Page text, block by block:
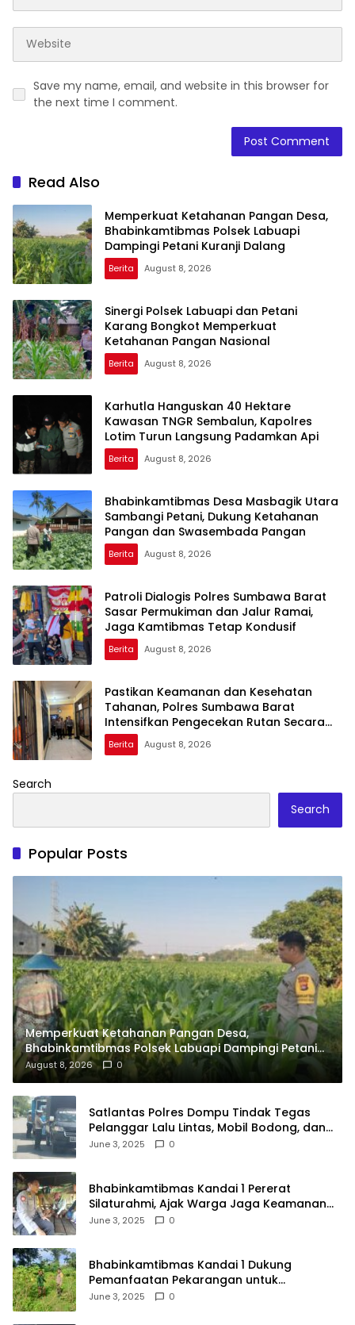
Save my name, email, and website in this browser for
the next time I comment.
Read Also
Memperkuat Ketahanan Pangan Desa,
Bhabinkamtibmas Polsek Labuapi
Dampingi Petani Kuranji Dalang
Berita August 8, 2026
Sinergi Polsek Labuapi dan Petani
Karang Bongkot Memperkuat
Ketahanan Pangan Nasional
Berita August 8, 2026
Karhutla Hanguskan 40 Hektare
Kawasan TNGR Sembalun, Kapolres
Lotim Turun Langsung Padamkan Api
Berita August 8, 2026
Bhabinkamtibmas Desa Masbagik Utara
Sambangi Petani, Dukung Ketahanan
Pangan dan Swasembada Pangan
Berita August 8, 2026
Patroli Dialogis Polres Sumbawa Barat
Sasar Permukiman dan Jalur Ramai,
Jaga Kamtibmas Tetap Kondusif
Berita August 8, 2026
Pastikan Keamanan dan Kesehatan
Tahanan, Polres Sumbawa Barat
Intensifkan Pengecekan Rutan Secara
Berkala
Berita August 8, 2026
Search
Search
Popular Posts
Memperkuat Ketahanan Pangan Desa,
Bhabinkamtibmas Polsek Labuapi Dampingi Petani
Kuranji Dalang
August 8, 2026 0
Satlantas Polres Dompu Tindak Tegas
Pelanggar Lalu Lintas, Mobil Bodong, dan
Kendaraan Tak Bayar Pajak
June 3, 2025 0
Bhabinkamtibmas Kandai 1 Pererat
Silaturahmi, Ajak Warga Jaga Keamanan
Lingkungan
June 3, 2025 0
Bhabinkamtibmas Kandai 1 Dukung
Pemanfaatan Pekarangan untuk
Ketahanan Pangan Menuju Indonesia Emas
June 3, 2025 0